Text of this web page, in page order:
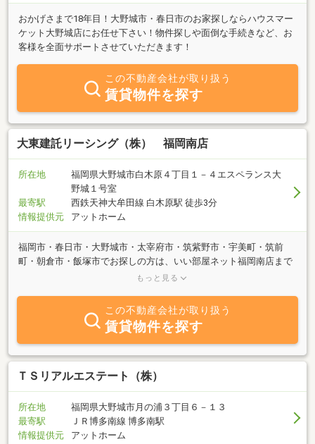
おかげさまで18年目！大野城市・春日市のお家探しならハウスマー
ケット大野城店にお任せ下さい！物件探しや面倒な手続きなど、お
客様を全面サポートさせていただきます！
この不動産会社が取り扱う
賃貸物件を探す
大東建託リーシング（株） 福岡南店
所在地
福岡県大野城市白木原４丁目１－４エスペランス大
野城１号室
最寄駅
西鉄天神大牟田線 白木原駅 徒歩3分
情報提供元
アットホーム
福岡市・春日市・大野城市・太宰府市・筑紫野市・宇美町・筑前
町・朝倉市・飯塚市でお探しの方は、いい部屋ネット福岡南店まで
お越しください。その他エリアのお部屋もご紹介可能です。ひとり
ります。お客様用駐車場ございます。お気軽にご来店ください。
8/11(火)～8/16(日)夏季休暇
もっと見る
この不動産会社が取り扱う
賃貸物件を探す
ＴＳリアルエステート（株）
所在地
福岡県大野城市月の浦３丁目６－１３
最寄駅
ＪＲ博多南線 博多南駅
情報提供元
アットホーム